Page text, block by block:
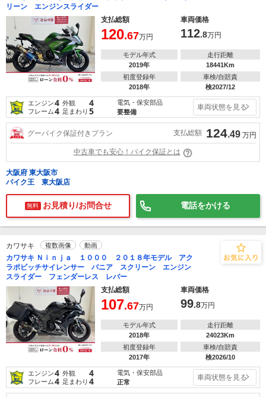
リーン エンジンスライダー
支払総額
車両価格
120.67万円 112.8万円
モデル年式
2019年
走行距離
18441Km
初度登録年
2018年
車検/自賠責
検2027/12
エンジン4 外観 4
フレーム4 足まわり 5
電気・保安部品
要整備
車両状態を見る
グーバイク保証付きプラン 支払総額 124.49 万円
中古車でも安心！バイク保証とは
大阪府 東大阪市
バイク王 東大阪店
無料 お見積り/お問合せ 電話をかける
カワサキ 複数画像 動画
カワサキ Ｎｉｎｊａ １０００ ２０１８年モデル アク
ラポビッチサイレンサー パニア スクリーン エンジン
スライダー フェンダーレス レバー
支払総額
車両価格
107.67万円 99.8万円
モデル年式
2018年
走行距離
24023Km
初度登録年
2017年
車検/自賠責
検2026/10
エンジン4 外観 4
フレーム4 足まわり 4
電気・保安部品
正常
車両状態を見る